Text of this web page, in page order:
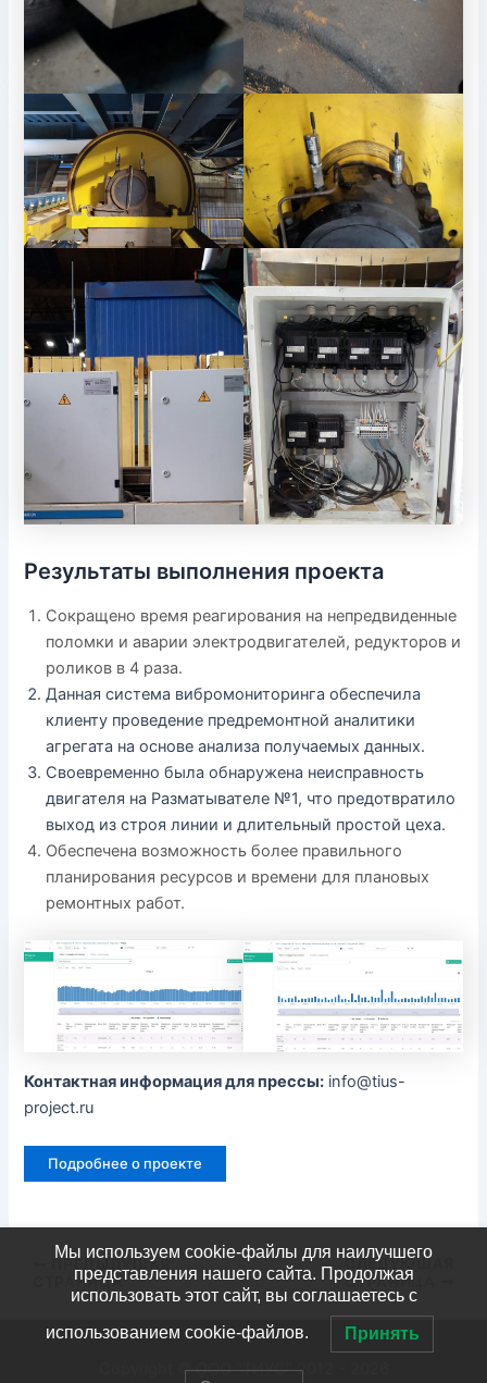
Результаты выполнения проекта
Сокращено время реагирования на непредвиденные
поломки и аварии электродвигателей, редукторов и
роликов в 4 раза.
Данная система вибромониторинга обеспечила
клиенту проведение предремонтной аналитики
агрегата на основе анализа получаемых данных.
Своевременно была обнаружена неисправность
двигателя на Разматывателе №1, что предотвратило
выход из строя линии и длительный простой цеха.
Обеспечена возможность более правильного
планирования ресурсов и времени для плановых
ремонтных работ.
Контактная информация для прессы: info@tius-
project.ru
Подробнее о проекте
ПРЕДЫДУЩАЯ
СТРАНИЦА
СЛЕДУЮЩАЯ
СТРАНИЦА
Copyright © ООО "ТИУС" 2012 - 2026
Мы используем cookie-файлы для наилучшего
представления нашего сайта. Продолжая
использовать этот сайт, вы соглашаетесь с
использованием cookie-файлов. Принять